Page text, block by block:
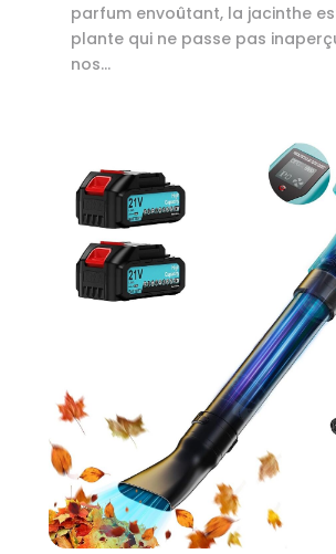
parfum envoûtant, la jacinthe
plante qui ne passe pas
nos...